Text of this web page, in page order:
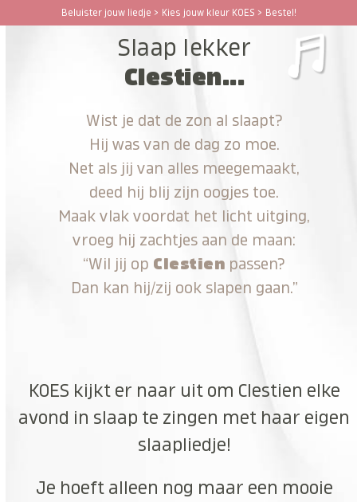
Beluister jouw liedje > Kies jouw kleur KOES > Bestel!
Open
Close
Slaap lekker
Clestien...
Wist je dat de zon al slaapt?
Hij was van de dag zo moe.
Net als jij van alles meegemaakt,
deed hij blij zijn oogjes toe.
Maak vlak voordat het licht uitging,
vroeg hij zachtjes aan de maan:
“Wil jij op Clestien passen?
Dan kan hij/zij ook slapen gaan.”
KOES kijkt er naar uit om Clestien elke
avond in slaap te zingen met haar eigen
slaapliedje!
Je hoeft alleen nog maar een mooie